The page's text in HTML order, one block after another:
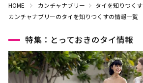
HOME カンチャナブリー
タイを知りつくす
カンチャナブリーのタイを知りつくすの情報一覧
特集：とっておきのタイ情報